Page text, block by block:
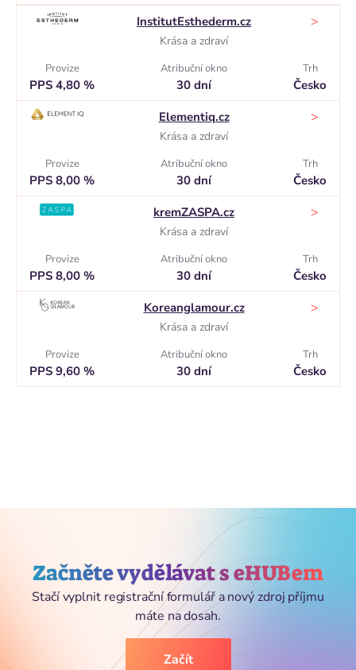
InstitutEsthederm.cz
Krása a zdraví
>
Provize
PPS 4,80 %
Atribuční okno
30 dní
Trh
Česko
Elementiq.cz
Krása a zdraví
>
Provize
PPS 8,00 %
Atribuční okno
30 dní
Trh
Česko
kremZASPA.cz
Krása a zdraví
>
Provize
PPS 8,00 %
Atribuční okno
30 dní
Trh
Česko
Koreanglamour.cz
Krása a zdraví
>
Provize
PPS 9,60 %
Atribuční okno
30 dní
Trh
Česko
Začněte vydělávat s eHUBem
Stačí vyplnit registrační formulář a nový zdroj příjmu
máte na dosah.
Začít